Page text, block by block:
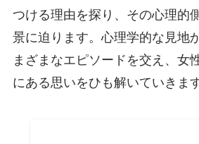
つける理由を探り、その心理的
景に迫ります。心理学的な見地
まざまなエピソードを交え、女
にある思いをひも解いていきます